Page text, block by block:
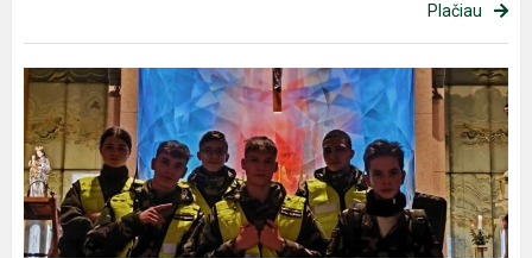
Plačiau
Naktis
su
šv.
Kazimieru